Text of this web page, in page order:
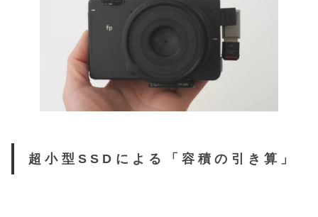
超小型SSDによる「容積の引き算」